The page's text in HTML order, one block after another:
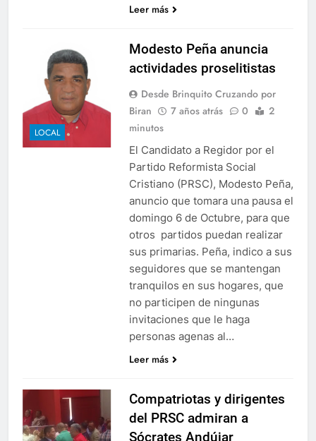
Leer más
LOCAL
Modesto Peña anuncia
actividades proselitistas
Desde Brinquito Cruzando por
Biran
7 años atrás 0
2
minutos
El Candidato a Regidor por el
Partido Reformista Social
Cristiano (PRSC), Modesto Peña,
anuncio que tomara una pausa el
domingo 6 de Octubre, para que
otros partidos puedan realizar
sus primarias. Peña, indico a sus
seguidores que se mantengan
tranquilos en sus hogares, que
no participen de ningunas
invitaciones que le haga
personas agenas al…
Leer más
Compatriotas y dirigentes
del PRSC admiran a
Sócrates Andújar